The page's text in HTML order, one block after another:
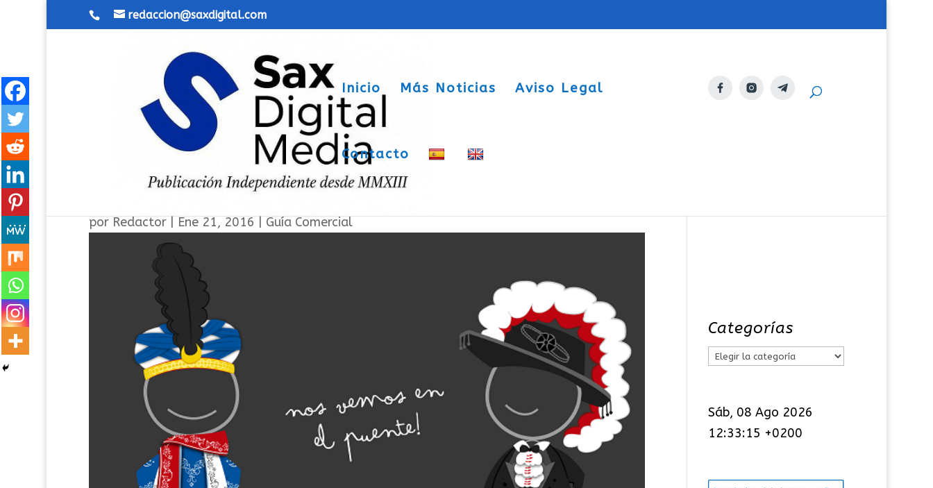
redaccion@saxdigital.com
Inicio Más Noticias Aviso Legal
Contacto
Capitán Jarana vuelve a casa por San Blas
por Redactor| Ene 21, 2016 Guía Comercial
Categorías
C
e
g
r
Sáb, 08 Ago 2026
12:33:16 +0200